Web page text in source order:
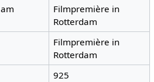
Filmpremière in
Rotterdam
Filmpremière in
Rotterdam
925